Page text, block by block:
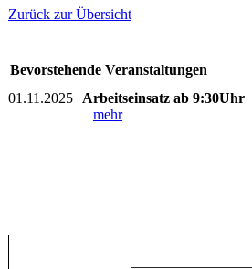
Zurück zur Übersicht
Bevorstehende Veranstaltungen
01.11.2025
Arbeitseinsatz ab 9:30Uhr
mehr